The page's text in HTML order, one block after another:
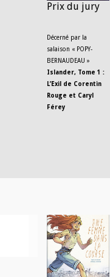
Prix du jury
Décerné par la
salaison « POPY-
BERNAUDEAU »
Islander, Tome 1 :
L’Exil de Corentin
Rouge et Caryl
Férey